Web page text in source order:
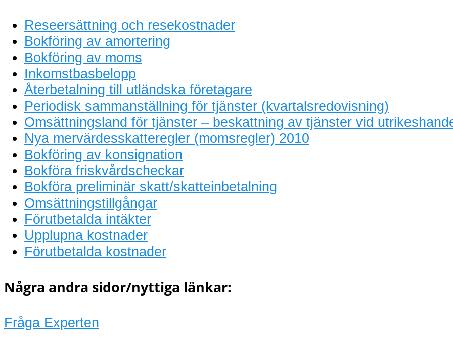
Reseersättning och resekostnader
Bokföring av amortering
Bokföring av moms
Inkomstbasbelopp
Återbetalning till utländska företagare
Periodisk sammanställning för tjänster (kvartalsredovisning)
Omsättningsland för tjänster – beskattning av tjänster vid
Nya mervärdesskatteregler (momsregler) 2010
Bokföring av konsignation
Bokföra friskvårdscheckar
Bokföra preliminär skatt/skatteinbetalning
Omsättningstillgångar
Förutbetalda intäkter
Upplupna kostnader
Förutbetalda kostnader
Några andra sidor/nyttiga länkar:
Fråga Experten